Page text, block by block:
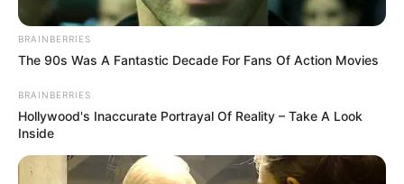
ราศีในช่วงนี้จะ แต่งงานไม่ทันตั้งตัว
ราศีเมถุน (14 มิ.ย. – 14 ก.ค.) ในช่วงนี้จะ
ตั้งตัว
BRAINBERRIES
The 90s Was A Fantastic Decade For Fans Of Action Movies
BRAINBERRIES
Hollywood's Inaccurate Portrayal Of Reality – Take A Look
Inside